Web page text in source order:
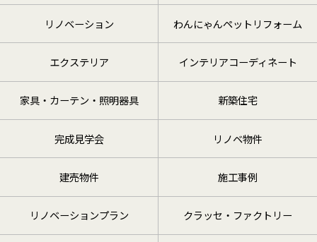
リノベーション わんにゃんペットリフォーム
エクステリア インテリアコーディネート
家具・カーテン・照明器具 新築住宅
完成見学会 リノベ物件
建売物件 施工事例
リノベーションプラン クラッセ・ファクトリー